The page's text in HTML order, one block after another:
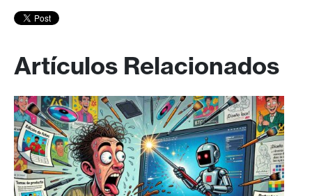
Artículos Relacionados